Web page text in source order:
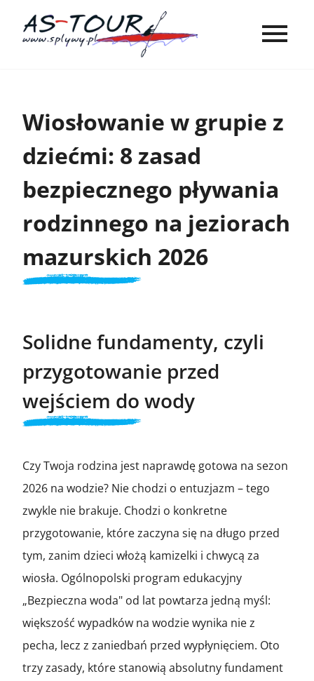
Wiosłowanie w grupie z
dziećmi: 8 zasad
bezpiecznego pływania
rodzinnego na jeziorach
mazurskich 2026
Solidne fundamenty, czyli
przygotowanie przed
wejściem do wody
Czy Twoja rodzina jest naprawdę gotowa na sezon
2026 na wodzie? Nie chodzi o entuzjazm – tego
zwykle nie brakuje. Chodzi o konkretne
przygotowanie, które zaczyna się na długo przed
tym, zanim dzieci włożą kamizelki i chwycą za
wiosła. Ogólnopolski program edukacyjny
„Bezpieczna woda" od lat powtarza jedną myśl:
większość wypadków na wodzie wynika nie z
pecha, lecz z zaniedbań przed wypłynięciem. Oto
trzy zasady, które stanowią absolutny fundament